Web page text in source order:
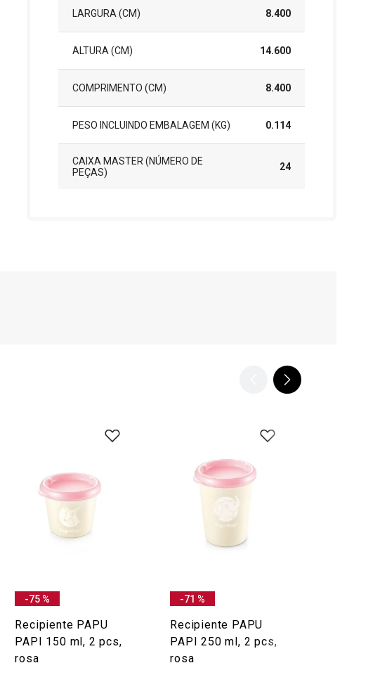
LARGURA (CM) 8.400
ALTURA (CM) 14.600
COMPRIMENTO (CM) 8.400
PESO INCLUINDO EMBALAGEM (KG) 0.114
CAIXA MASTER (NÚMERO DE
PEÇAS)
24
-75 %
Recipiente PAPU
PAPI 150 ml, 2 pcs,
rosa
-71 %
Recipiente PAPU
PAPI 250 ml, 2 pcs,
rosa